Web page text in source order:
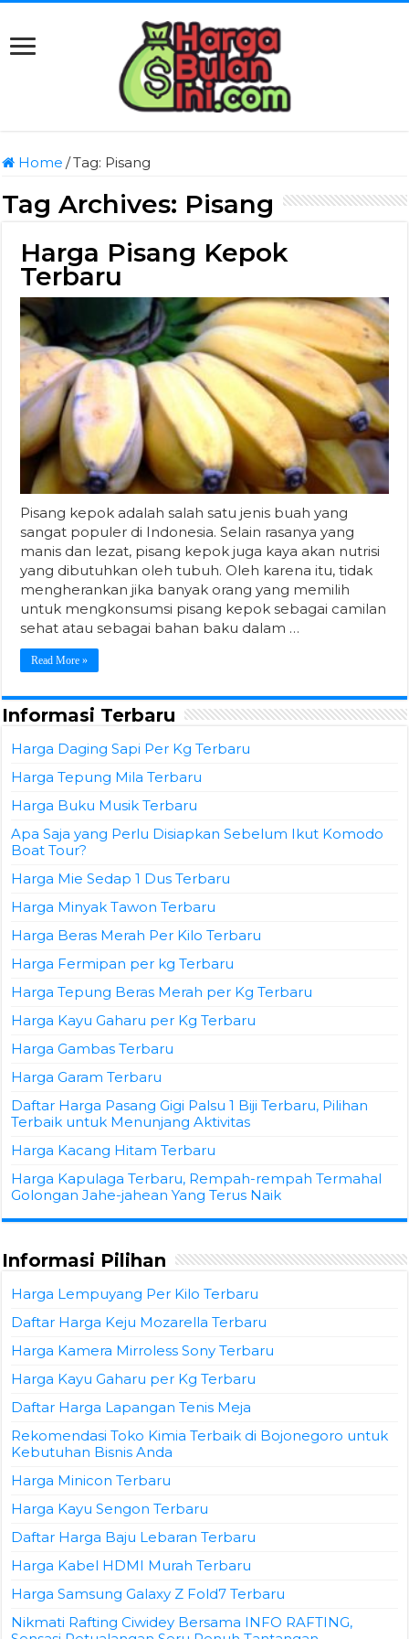
Home /Tag: Pisang
Tag Archives: Pisang
Harga Pisang Kepok
Terbaru
Pisang kepok adalah salah satu jenis buah yang
sangat populer di Indonesia. Selain rasanya yang
manis dan lezat, pisang kepok juga kaya akan nutrisi
yang dibutuhkan oleh tubuh. Oleh karena itu, tidak
mengherankan jika banyak orang yang memilih
untuk mengkonsumsi pisang kepok sebagai camilan
sehat atau sebagai bahan baku dalam …
Read More »
Informasi Terbaru
Harga Daging Sapi Per Kg Terbaru
Harga Tepung Mila Terbaru
Harga Buku Musik Terbaru
Apa Saja yang Perlu Disiapkan Sebelum Ikut Komodo
Boat Tour?
Harga Mie Sedap 1 Dus Terbaru
Harga Minyak Tawon Terbaru
Harga Beras Merah Per Kilo Terbaru
Harga Fermipan per kg Terbaru
Harga Tepung Beras Merah per Kg Terbaru
Harga Kayu Gaharu per Kg Terbaru
Harga Gambas Terbaru
Harga Garam Terbaru
Daftar Harga Pasang Gigi Palsu 1 Biji Terbaru, Pilihan
Terbaik untuk Menunjang Aktivitas
Harga Kacang Hitam Terbaru
Harga Kapulaga Terbaru, Rempah-rempah Termahal
Golongan Jahe-jahean Yang Terus Naik
Informasi Pilihan
Harga Lempuyang Per Kilo Terbaru
Daftar Harga Keju Mozarella Terbaru
Harga Kamera Mirroless Sony Terbaru
Harga Kayu Gaharu per Kg Terbaru
Daftar Harga Lapangan Tenis Meja
Rekomendasi Toko Kimia Terbaik di Bojonegoro untuk
Kebutuhan Bisnis Anda
Harga Minicon Terbaru
Harga Kayu Sengon Terbaru
Daftar Harga Baju Lebaran Terbaru
Harga Kabel HDMI Murah Terbaru
Harga Samsung Galaxy Z Fold7 Terbaru
Nikmati Rafting Ciwidey Bersama INFO RAFTING,